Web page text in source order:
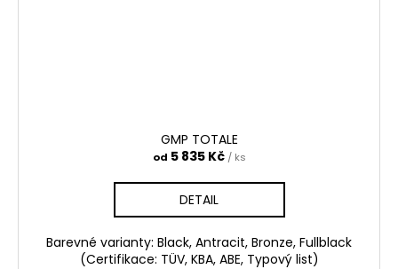
GMP TOTALE
od 5 835 Kč / ks
DETAIL
Barevné varianty: Black, Antracit, Bronze, Fullblack
(Certifikace: TÜV, KBA, ABE, Typový list)